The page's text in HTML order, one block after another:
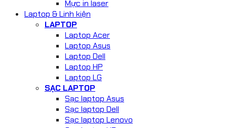
Mực in laser
Laptop & Linh kiện
LAPTOP
Laptop Acer
Laptop Asus
Laptop Dell
Laptop HP
Laptop LG
SẠC LAPTOP
Sạc laptop Asus
Sạc laptop Dell
Sạc laptop Lenovo